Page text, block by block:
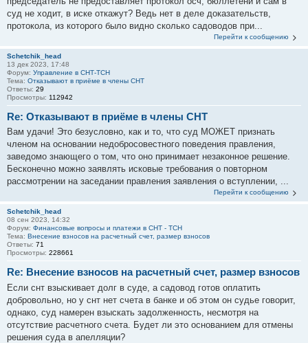
суд не ходит, в иске откажут? Ведь нет в деле доказательств,
протокола, из которого было видно сколько садоводов при...
Перейти к сообщению
Schetchik_head
13 дек 2023, 17:48
Форум: Управление в СНТ-ТСН
Тема: Отказывают в приёме в члены СНТ
Ответы: 29
Просмотры: 112942
Re: Отказывают в приёме в члены СНТ
Вам удачи! Это безусловно, как и то, что суд МОЖЕТ признать
членом на основании недобросовестного поведения правления,
заведомо знающего о том, что оно принимает незаконное решение.
Бесконечно можно заявлять исковые требования о повторном
рассмотрении на заседании правления заявления о вступлении, ...
Перейти к сообщению
Schetchik_head
08 сен 2023, 14:32
Форум: Финансовые вопросы и платежи в СНТ - ТСН
Тема: Внесение взносов на расчетный счет, размер взносов
Ответы: 71
Просмотры: 228661
Re: Внесение взносов на расчетный счет, размер взносов
Если снт взыскивает долг в суде, а садовод готов оплатить
добровольно, но у снт нет счета в банке и об этом он судье говорит,
однако, суд намерен взыскать задолженность, несмотря на
отсутствие расчетного счета. Будет ли это основанием для отмены
решения суда в апелляции?